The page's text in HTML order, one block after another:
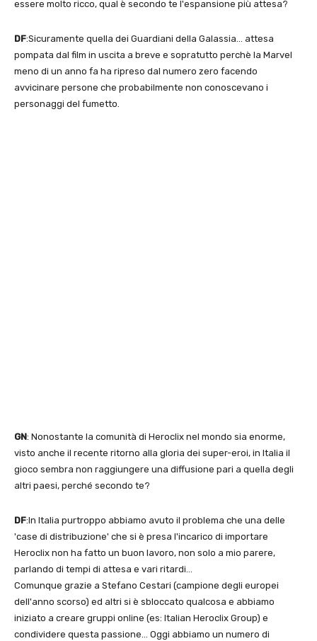
essere molto ricco, qual è secondo te l'espansione più attesa?
DF:Sicuramente quella dei Guardiani della Galassia… attesa
pompata dal film in uscita a breve e sopratutto perchè la Marvel
meno di un anno fa ha ripreso dal numero zero facendo
avvicinare persone che probabilmente non conoscevano i
personaggi del fumetto.
GN: Nonostante la comunità di Heroclix nel mondo sia enorme,
visto anche il recente ritorno alla gloria dei super-eroi, in Italia il
gioco sembra non raggiungere una diffusione pari a quella degli
altri paesi, perché secondo te?
DF:In Italia purtroppo abbiamo avuto il problema che una delle
'case di distribuzione' che si è presa l'incarico di importare
Heroclix non ha fatto un buon lavoro, non solo a mio parere,
parlando di tempi di attesa e vari ritardi…
Comunque grazie a Stefano Cestari (campione degli europei
dell'anno scorso) ed altri si è sbloccato qualcosa e abbiamo
iniziato a creare gruppi online (es: Italian Heroclix Group) e
condividere questa passione… Oggi abbiamo un numero di